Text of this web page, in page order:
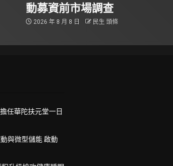
動募資前市場調查
2026 年 8 月 8 日 民生 頭條
任華陀扶元堂一日
與微型儲能 啟動